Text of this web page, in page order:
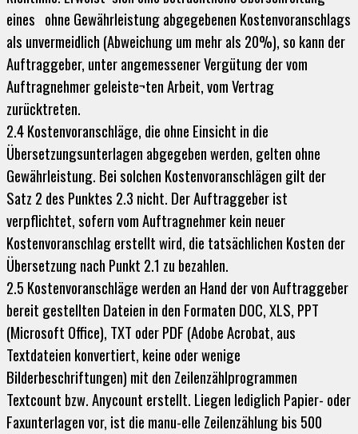
eines ohne Gewährleistung abgegebenen Kostenvoranschlags
als unvermeidlich (Abweichung um mehr als 20%), so kann der
Auftraggeber, unter angemessener Vergütung der vom
Auftragnehmer geleiste¬ten Arbeit, vom Vertrag
zurücktreten.
2.4 Kostenvoranschläge, die ohne Einsicht in die
Übersetzungsunterlagen abgegeben werden, gelten ohne
Gewährleistung. Bei solchen Kostenvoranschlägen gilt der
Satz 2 des Punktes 2.3 nicht. Der Auftraggeber ist
verpflichtet, sofern vom Auftragnehmer kein neuer
Kostenvoranschlag erstellt wird, die tatsächlichen Kosten der
Übersetzung nach Punkt 2.1 zu bezahlen.
2.5 Kostenvoranschläge werden an Hand der von Auftraggeber
bereit gestellten Dateien in den Formaten DOC, XLS, PPT
(Microsoft Office), TXT oder PDF (Adobe Acrobat, aus
Textdateien konvertiert, keine oder wenige
Bilderbeschriftungen) mit den Zeilenzählprogrammen
Textcount bzw. Anycount erstellt. Liegen lediglich Papier- oder
Faxunterlagen vor, ist die manu-elle Zeilenzählung bis 500